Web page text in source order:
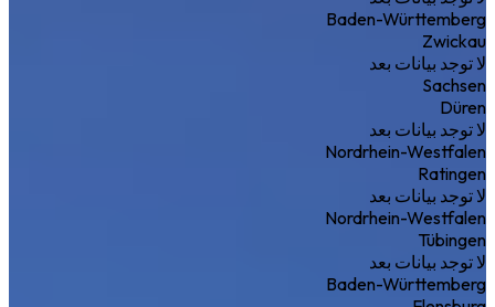
Baden-Württemberg
Zwickau
لا توجد بيانات بعد
Sachsen
Düren
لا توجد بيانات بعد
Nordrhein-Westfalen
Ratingen
لا توجد بيانات بعد
Nordrhein-Westfalen
Tübingen
لا توجد بيانات بعد
Baden-Württemberg